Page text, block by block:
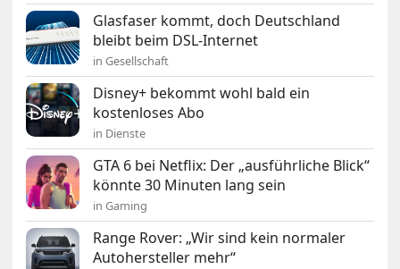
Glasfaser kommt, doch Deutschland
bleibt beim DSL-Internet
in Gesellschaft
Disney+ bekommt wohl bald ein
kostenloses Abo
in Dienste
GTA 6 bei Netflix: Der „ausführliche Blick“
könnte 30 Minuten lang sein
in Gaming
Range Rover: „Wir sind kein normaler
Autohersteller mehr“